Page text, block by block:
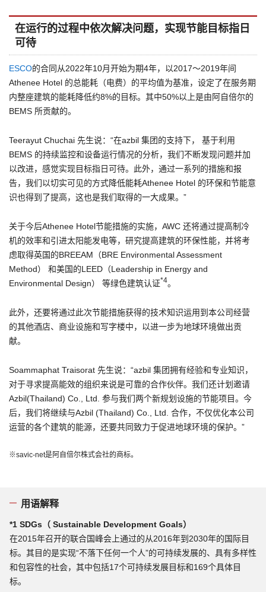
在运行的过程中依次解决问题，实现节能目标指日
可待
ESCO的合同从2022年10月开始为期4年，以2017～2019年间
Athenee Hotel 的总能耗（电费）的平均值为基准，设定了在服务期
内整座建筑的能耗降低约8%的目标。其中50%以上是由阿自倍尔的
BEMS 所贡献的。
Teerayut Chuchai 先生说：“在azbil 集团的支持下， 基于利用
BEMS 的持续监控和设备运行情况的分析，我们不断发现问题并加
以改进，感觉实现目标指日可待。此外，通过一系列的措施和报
告，我们以切实可见的方式降低能耗Athenee Hotel 的环保和节能意
识也得到了提高，这也是我们取得的一大成果。”
关于今后Athenee Hotel节能措施的实施，AWC 还将通过提高制冷
机的效率和引进太阳能发电等，研究提高建筑的环保性能，并将考
虑取得英国的BREEAM（BRE Environmental Assessment
Method） 和美国的LEED（Leadership in Energy and
Environmental Design） 等绿色建筑认证*4。
此外，还要将通过此次节能措施获得的技术知识运用到本公司经营
的其他酒店、商业设施和写字楼中，以进一步为地球环境做出贡
献。
Soammaphat Traisorat 先生说：“azbil 集团拥有经验和专业知识，
对于寻求提高能效的组织来说是可靠的合作伙伴。我们还计划邀请
Azbil(Thailand) Co., Ltd. 参与我们两个新规划设施的节能项目。今
后，我们将继续与Azbil (Thailand) Co., Ltd. 合作，不仅优化本公司
运营的各个建筑的能源，还要共同致力于促进地球环境的保护。”
※savic-net是阿自倍尔株式会社的商标。
用语解释
*1 SDGs（ Sustainable Development Goals）
在2015年召开的联合国峰会上通过的从2016年到2030年的国际目
标。其目的是实现“不落下任何一个人”的可持续发展的、具有多样性
和包容性的社会，其中包括17个可持续发展目标和169个具体目
标。